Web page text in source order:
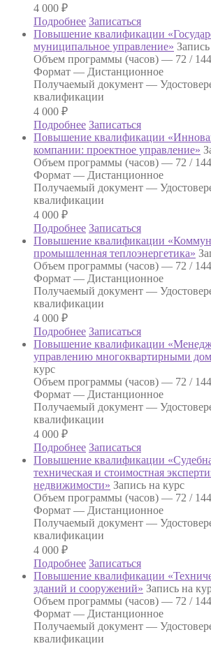
4 000 ₽
Подробнее Записаться
Повышение квалификации
муниципальное управление»
Объем программы (часов) — 72 / 144
Формат — Дистанционное
Получаемый документ —
квалификации
4 000 ₽
Подробнее Записаться
Повышение квалификации
компании: проектное управление»
Объем программы (часов) — 72 / 144
Формат — Дистанционное
Получаемый документ —
квалификации
4 000 ₽
Подробнее Записаться
Повышение квалификации
промышленная теплоэнергетика»
Объем программы (часов) — 72 / 144
Формат — Дистанционное
Получаемый документ —
квалификации
4 000 ₽
Подробнее Записаться
Повышение квалификации
управлению многоквартирными
курс
Объем программы (часов) — 72 / 144
Формат — Дистанционное
Получаемый документ —
квалификации
4 000 ₽
Подробнее Записаться
Повышение квалификации
техническая и стоимостная
недвижимости» Запись на курс
Объем программы (часов) — 72 / 144
Формат — Дистанционное
Получаемый документ —
квалификации
4 000 ₽
Подробнее Записаться
Повышение квалификации
зданий и сооружений» Запись на
Объем программы (часов) — 72 / 144
Формат — Дистанционное
Получаемый документ —
квалификации